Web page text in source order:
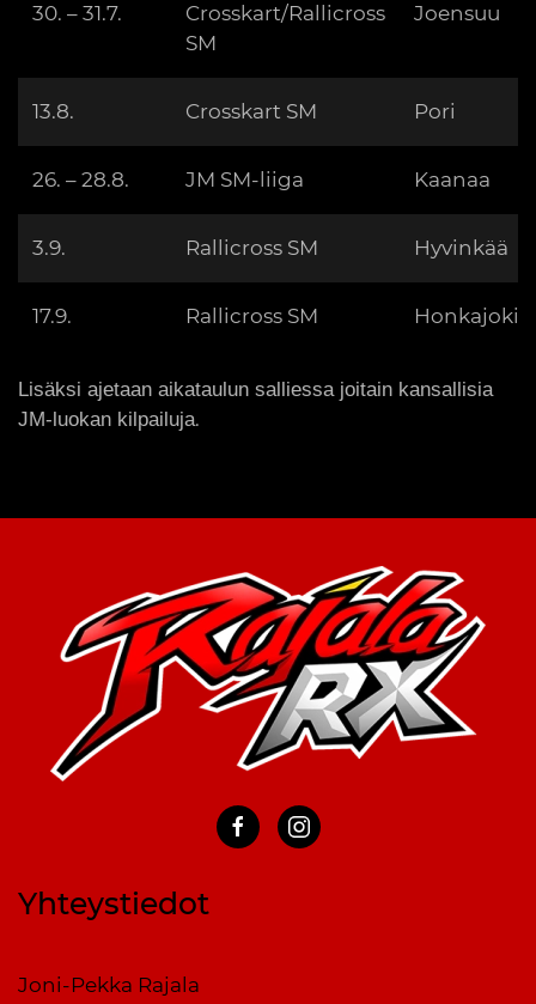
30. – 31.7.
Crosskart/Rallicross
SM
Joensuu
13.8. Crosskart SM Pori
26. – 28.8. JM SM-liiga Kaanaa
3.9. Rallicross SM Hyvinkää
17.9. Rallicross SM Honkajoki
Lisäksi ajetaan aikataulun salliessa joitain kansallisia
JM-luokan kilpailuja.
Yhteystiedot
Joni-Pekka Rajala